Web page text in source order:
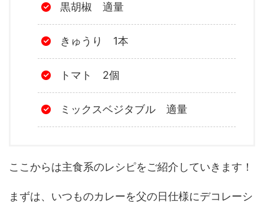
黒胡椒 適量
きゅうり 1本
トマト 2個
ミックスベジタブル 適量
ここからは主食系のレシピをご紹介していきます！
まずは、いつものカレーを父の日仕様にデコレーシ